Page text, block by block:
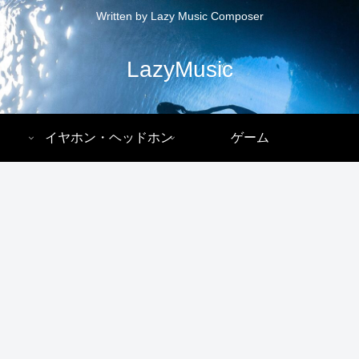
Written by Lazy Music Composer
LazyMusic
イヤホン・ヘッドホン ゲーム